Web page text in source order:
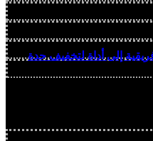
إلى أداة لتخفيف حدة